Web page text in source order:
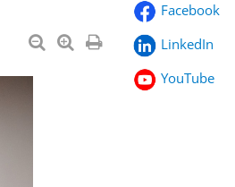
Facebook
LinkedIn
YouTube